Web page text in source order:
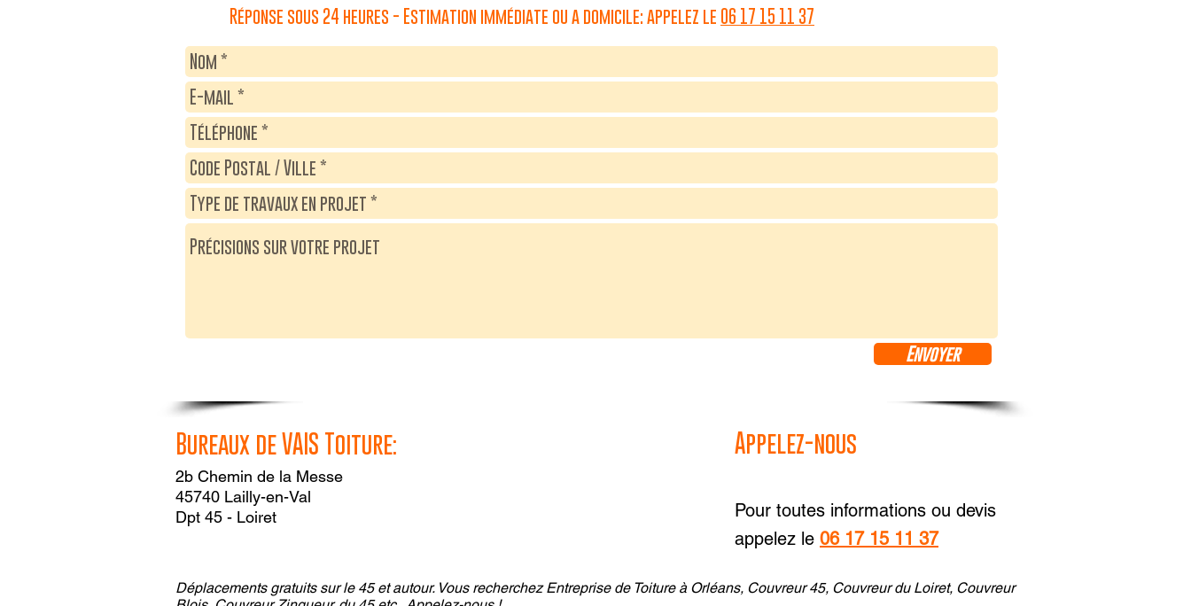
Réponse sous 24 heures - Estimation immédiate ou a domicile: appelez le 06 17 15 11 37
Envoyer
Bureaux de VAIS Toiture:
2b Chemin de la Messe
45740 Lailly-en-Val
Dpt 45 - Loiret
Appelez-nous
Pour toutes informations ou devis
appelez le 06 17 15 11 37
Déplacements gratuits sur le 45 et autour. Vous recherchez Entreprise de Toiture à Orléans, Couvreur 45, Couvreur du Loiret, Couvreur